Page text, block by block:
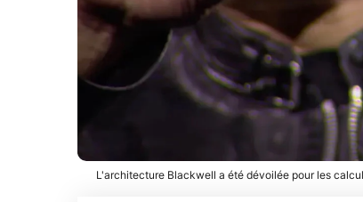
L'architecture Blackwell a été dévoilée pour les